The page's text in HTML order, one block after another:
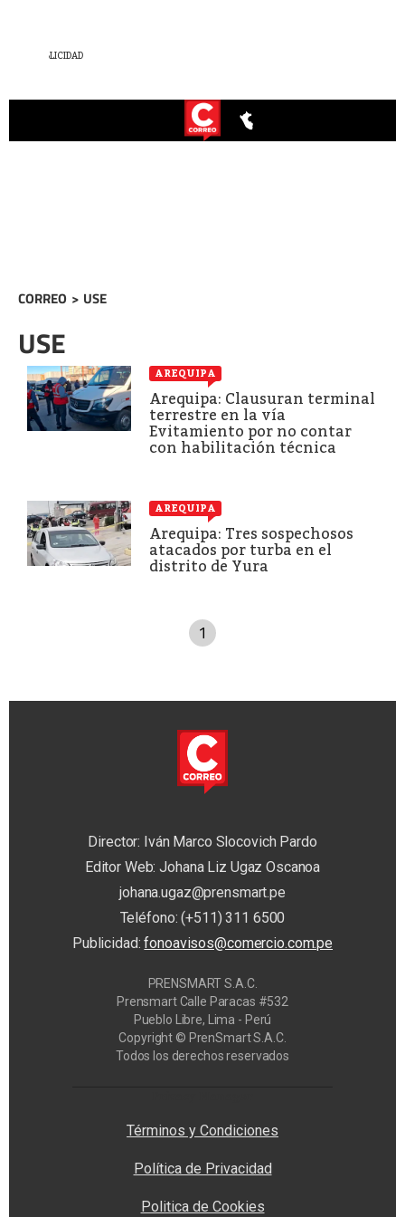
CORREO > USE
USE
AREQUIPA
Arequipa: Clausuran terminal
terrestre en la vía
Evitamiento por no contar
con habilitación técnica
AREQUIPA
Arequipa: Tres sospechosos
atacados por turba en el
distrito de Yura
1
Director: Iván Marco Slocovich Pardo
Editor Web: Johana Liz Ugaz Oscanoa
johana.ugaz@prensmart.pe
Teléfono: (+511) 311 6500
Publicidad:fonoavisos@comercio.com.pe
PRENSMART S.A.C.
Prensmart Calle Paracas #532
Pueblo Libre, Lima - Perú
Copyright © PrenSmart S.A.C.
Todos los derechos reservados
Términos y Condiciones
Política de Privacidad
Politica de Cookies